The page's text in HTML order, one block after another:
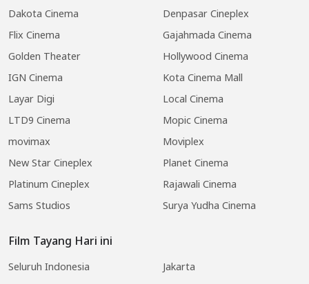
Dakota Cinema
Denpasar Cineplex
Flix Cinema
Gajahmada Cinema
Golden Theater
Hollywood Cinema
IGN Cinema
Kota Cinema Mall
Layar Digi
Local Cinema
LTD9 Cinema
Mopic Cinema
movimax
Moviplex
New Star Cineplex
Planet Cinema
Platinum Cineplex
Rajawali Cinema
Sams Studios
Surya Yudha Cinema
Film Tayang Hari ini
Seluruh Indonesia
Jakarta